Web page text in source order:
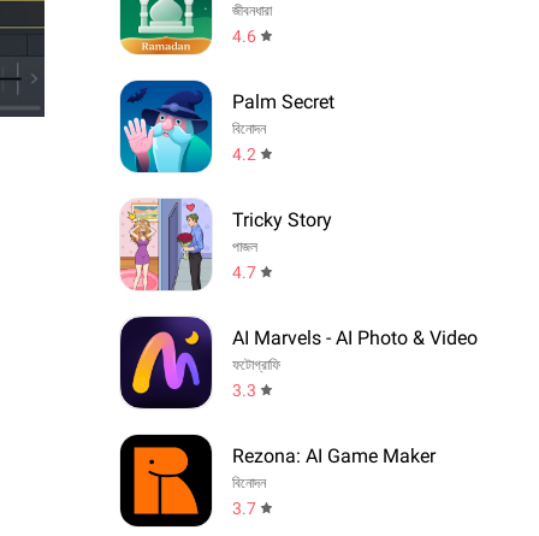
জীবনধারা
4.6
Palm Secret
বিনোদন
4.2
Tricky Story
পাজল
4.7
AI Marvels - AI Photo & Video
ফটোগ্রাফি
3.3
Rezona: AI Game Maker
বিনোদন
3.7